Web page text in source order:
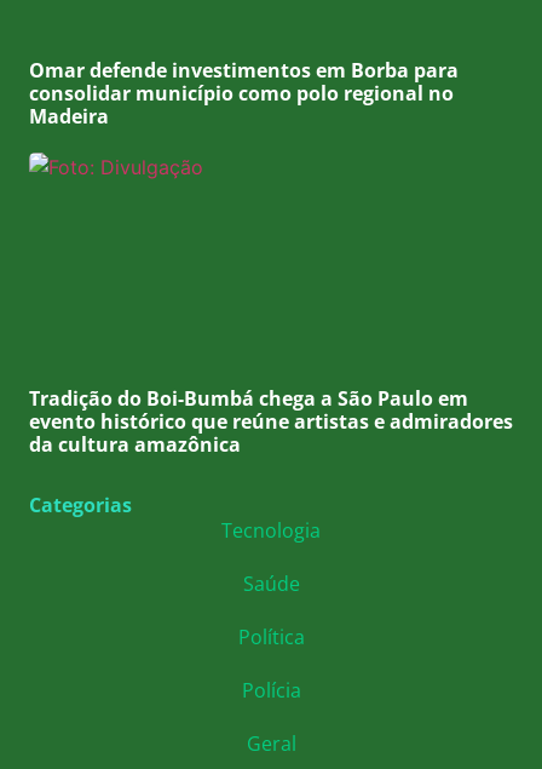
Omar defende investimentos em Borba para
consolidar município como polo regional no
Madeira
Tradição do Boi-Bumbá chega a São Paulo em
evento histórico que reúne artistas e admiradores
da cultura amazônica
Categorias
Tecnologia
Saúde
Política
Polícia
Geral